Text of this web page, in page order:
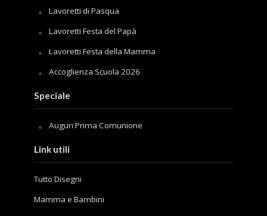
Lavoretti di Pasqua
Lavoretti Festa del Papà
Lavoretti Festa della Mamma
Accoglienza Scuola 2026
Speciale
Auguri Prima Comunione
Link utili
Tutto Disegni
Mamma e Bambini